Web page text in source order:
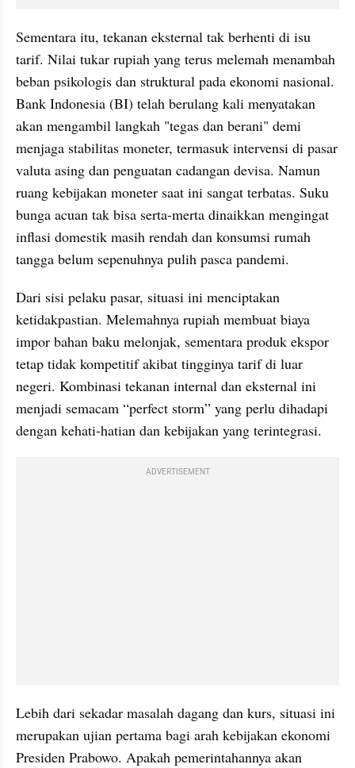
Sementara itu, tekanan eksternal tak berhenti di isu
tarif. Nilai tukar rupiah yang terus melemah menambah
beban psikologis dan struktural pada ekonomi nasional.
Bank Indonesia (BI) telah berulang kali menyatakan
akan mengambil langkah "tegas dan berani" demi
menjaga stabilitas moneter, termasuk intervensi di pasar
valuta asing dan penguatan cadangan devisa. Namun
ruang kebijakan moneter saat ini sangat terbatas. Suku
bunga acuan tak bisa serta-merta dinaikkan mengingat
inflasi domestik masih rendah dan konsumsi rumah
tangga belum sepenuhnya pulih pasca pandemi.
Dari sisi pelaku pasar, situasi ini menciptakan
ketidakpastian. Melemahnya rupiah membuat biaya
impor bahan baku melonjak, sementara produk ekspor
tetap tidak kompetitif akibat tingginya tarif di luar
negeri. Kombinasi tekanan internal dan eksternal ini
menjadi semacam “perfect storm” yang perlu dihadapi
dengan kehati-hatian dan kebijakan yang terintegrasi.
ADVERTISEMENT
Lebih dari sekadar masalah dagang dan kurs, situasi ini
merupakan ujian pertama bagi arah kebijakan ekonomi
Presiden Prabowo. Apakah pemerintahannya akan